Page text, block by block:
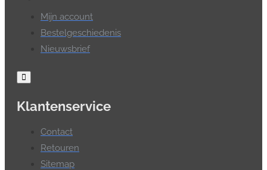
Mijn account
Bestelgeschiedenis
Nieuwsbrief
Klantenservice
Contact
Retouren
Sitemap